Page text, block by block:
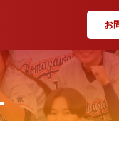
お